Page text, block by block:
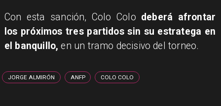
Con esta sanción, Colo Colo deberá afrontar
los próximos tres partidos sin su estratega en
el banquillo, en un tramo decisivo del torneo.
JORGE ALMIRÓN ANFP COLO COLO